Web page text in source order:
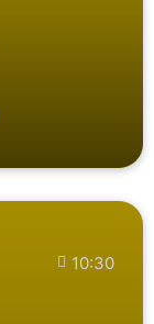
10:30